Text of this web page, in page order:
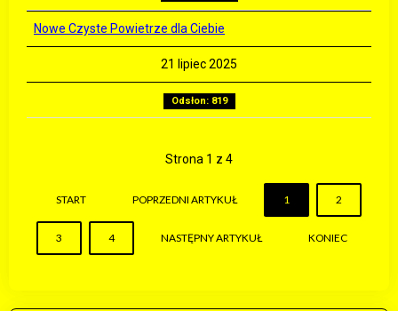
Nowe Czyste Powietrze dla Ciebie
21 lipiec 2025
Odsłon: 819
Strona 1 z 4
START POPRZEDNI ARTYKUŁ 1 2
3 4 NASTĘPNY ARTYKUŁ KONIEC